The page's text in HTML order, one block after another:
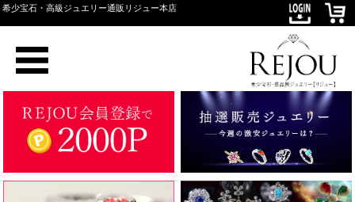
希少宝石・高級ジュエリー通販リジュー本店